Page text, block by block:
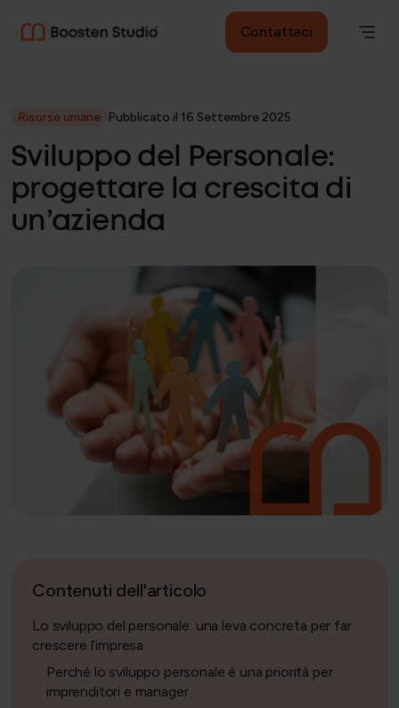
Contattaci
Risorse umane Pubblicato il 16 Settembre 2025
Sviluppo del Personale:
progettare la crescita di
un’azienda
Contenuti dell'articolo
Lo sviluppo del personale: una leva concreta per far
crescere l’impresa
Perché lo sviluppo personale è una priorità per
imprenditori e manager